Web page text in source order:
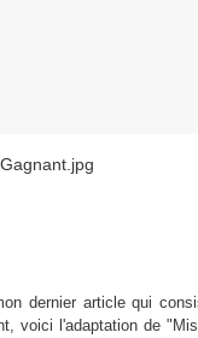
dernier article qui
voici l'adaptation de